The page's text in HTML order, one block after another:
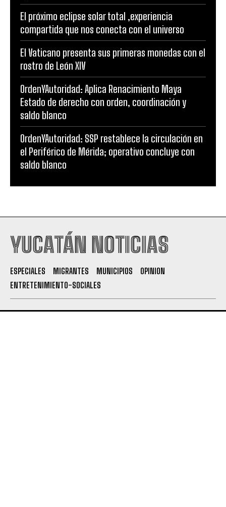
El próximo eclipse solar total ,experiencia
compartida que nos conecta con el universo
El Vaticano presenta sus primeras monedas con el
rostro de León XIV
OrdenYAutoridad: Aplica Renacimiento Maya
Estado de derecho con orden, coordinación y
saldo blanco
OrdenYAutoridad: SSP restablece la circulación en
el Periférico de Mérida; operativo concluye con
saldo blanco
YUCATÁN NOTICIAS
ESPECIALES MIGRANTES MUNICIPIOS
OPINION
ENTRETENIMIENTO-SOCIALES